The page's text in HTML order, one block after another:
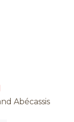
Abécassis